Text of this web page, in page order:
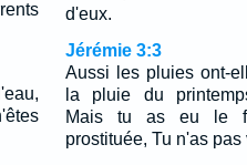
d'eux.
Jérémie 3:3
Aussi les pluies ont-
la pluie du
Mais tu as eu le
prostituée, Tu n'as